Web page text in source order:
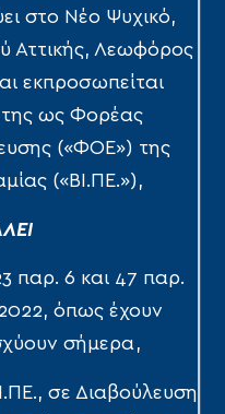
στο Νέο Ψυχικό,
Αττικής, Λεωφόρος
εκπροσωπείται
της ως Φορέας
(«ΦΟΕ») της
(«ΒΙ.ΠΕ.»),
παρ. 6 και 47 παρ.
όπως έχουν
σήμερα,
σε Διαβούλευση